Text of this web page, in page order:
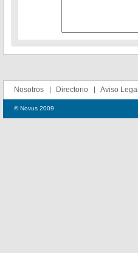
Nosotros Directorio Aviso Legal
© Novus 2009